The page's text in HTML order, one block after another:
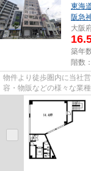
東海
阪急
大阪
築年
階数
物件より徒歩圏内に当社
容・物販などの様々な業
尚、弊社ではおとり広告